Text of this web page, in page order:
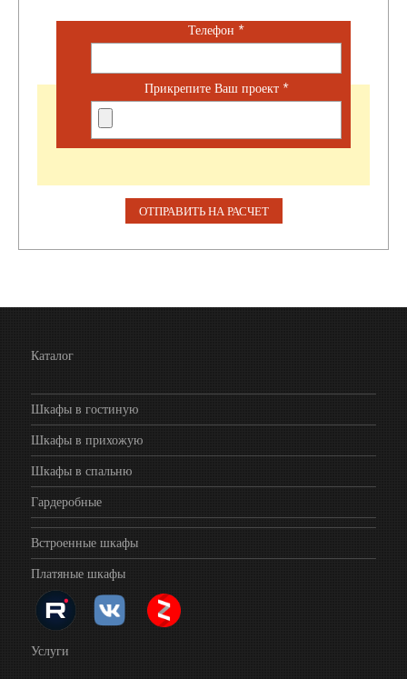
Телефон *
Прикрепите Ваш проект *
Каталог
Шкафы в гостиную
Шкафы в прихожую
Шкафы в спальню
Гардеробные
Встроенные шкафы
Платяные шкафы
Услуги